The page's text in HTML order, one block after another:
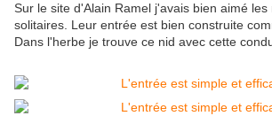
Sur le site d'Alain Ramel j'avais bien aimé les
solitaires. Leur entrée est bien construite
Dans l'herbe je trouve ce nid avec cette